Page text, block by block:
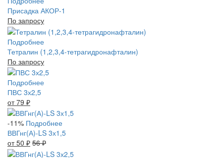
Присадка АКОР-1
По запросу
Подробнее
Тетралин (1,2,3,4-тетрагидронафталин)
По запросу
Подробнее
ПВС 3х2,5
от 79 ₽
-11% Подробнее
ВВГнг(А)-LS 3х1,5
от 50 ₽ 56₽